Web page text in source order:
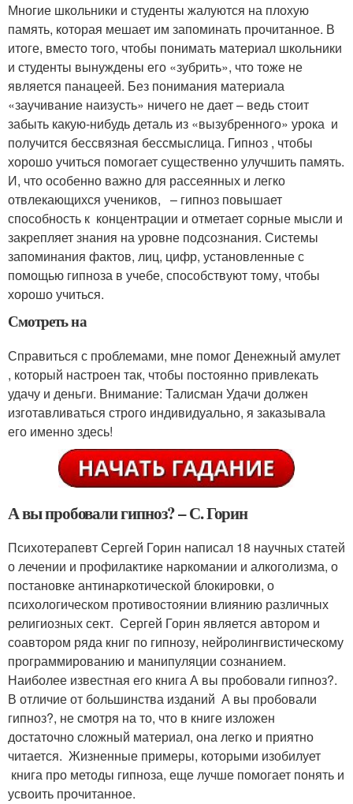
Многие школьники и студенты жалуются на плохую
память, которая мешает им запоминать прочитанное. В
итоге, вместо того, чтобы понимать материал школьники
и студенты вынуждены его «зубрить», что тоже не
является панацеей. Без понимания материала
«заучивание наизусть» ничего не дает – ведь стоит
забыть какую-нибудь деталь из «вызубренного» урока и
получится бессвязная бессмыслица. Гипноз , чтобы
хорошо учиться помогает существенно улучшить память.
И, что особенно важно для рассеянных и легко
отвлекающихся учеников, – гипноз повышает
способность к концентрации и отметает сорные мысли и
закрепляет знания на уровне подсознания. Системы
запоминания фактов, лиц, цифр, установленные с
помощью гипноза в учебе, способствуют тому, чтобы
хорошо учиться.
Смотреть на
Справиться с проблемами, мне помог Денежный амулет
, который настроен так, чтобы постоянно привлекать
удачу и деньги. Внимание: Талисман Удачи должен
изготавливаться строго индивидуально, я заказывала
его именно здесь!
А вы пробовали гипноз? – С. Горин
Психотерапевт Сергей Горин написал 18 научных статей
о лечении и профилактике наркомании и алкоголизма, о
постановке антинаркотической блокировки, о
психологическом противостоянии влиянию различных
религиозных сект. Сергей Горин является автором и
соавтором ряда книг по гипнозу, нейролингвистическому
программированию и манипуляции сознанием.
Наиболее известная его книга А вы пробовали гипноз?.
В отличие от большинства изданий А вы пробовали
гипноз?, не смотря на то, что в книге изложен
достаточно сложный материал, она легко и приятно
читается. Жизненные примеры, которыми изобилует
книга про методы гипноза, еще лучше помогает понять и
усвоить прочитанное.